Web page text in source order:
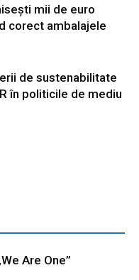
mii de euro
corect ambalajele
de sustenabilitate
în politicile de mediu
Are One”